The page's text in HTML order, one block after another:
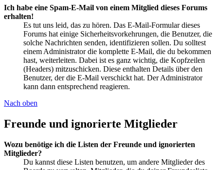
Ich habe eine Spam-E-Mail von einem Mitglied dieses Forums
erhalten!
Es tut uns leid, das zu hören. Das E-Mail-Formular dieses
Forums hat einige Sicherheitsvorkehrungen, die Benutzer, die
solche Nachrichten senden, identifizieren sollen. Du solltest
einem Administrator die komplette E-Mail, die du bekommen
hast, weiterleiten. Dabei ist es ganz wichtig, die Kopfzeilen
(Headers) mitzuschicken. Diese enthalten Details über den
Benutzer, der die E-Mail verschickt hat. Der Administrator
kann dann entsprechend reagieren.
Nach oben
Freunde und ignorierte Mitglieder
Wozu benötige ich die Listen der Freunde und ignorierten
Mitglieder?
Du kannst diese Listen benutzen, um andere Mitglieder des